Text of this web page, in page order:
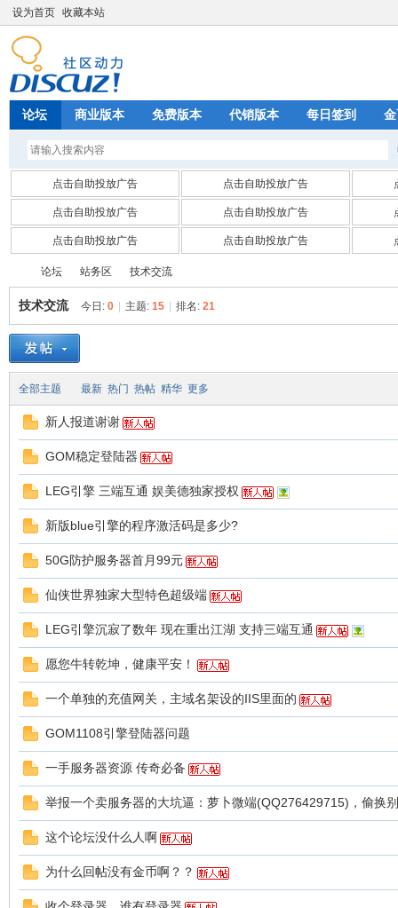
设为首页 收藏本站
论坛 商业版本 免费版本 代销版本 每日签到
点击自助投放广告 点击自助投放广告
点击自助投放广告 点击自助投放广告
点击自助投放广告 点击自助投放广告
»
论坛
›
站务区 技术交流
技术交流 今日: 0 主题: 15 排名: 21
全部主题 最新 热门 热帖 精华 更多
新人报道谢谢
GOM稳定登陆器
LEG引擎 三端互通 娱美德独家授权
新版blue引擎的程序激活码是多少?
50G防护服务器首月99元
仙侠世界独家大型特色超级端
LEG引擎沉寂了数年 现在重出江湖 支持三端互通
愿您牛转乾坤，健康平安！
一个单独的充值网关，主域名架设的IIS里面的
GOM1108引擎登陆器问题
一手服务器资源 传奇必备
举报一个卖服务器的大坑逼：萝卜微端(QQ276429715)，偷换
这个论坛没什么人啊
为什么回帖没有金币啊？？